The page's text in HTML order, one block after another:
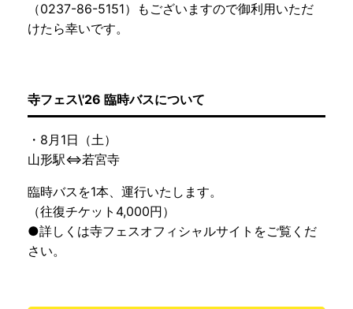
（0237-86-5151）もございますので御利用いただ
けたら幸いです。
寺フェス\'26 臨時バスについて
・8月1日（土）
山形駅⇔若宮寺
臨時バスを1本、運行いたします。
（往復チケット4,000円）
●詳しくは寺フェスオフィシャルサイトをご覧くだ
さい。